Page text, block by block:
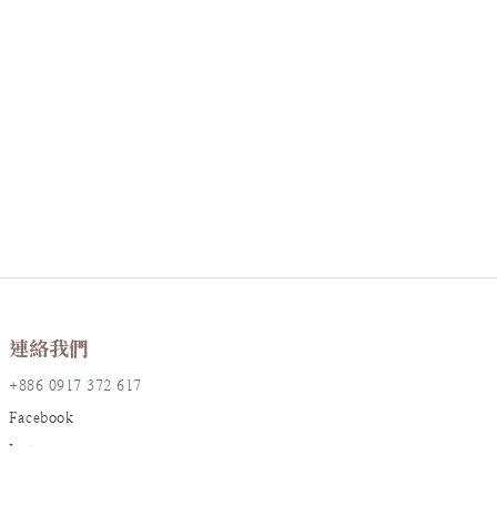
連絡我們
+886 0917 372 617
Facebook
Instagram